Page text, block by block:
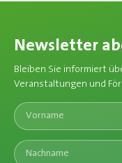
Newsletter
Bleiben Sie informiert
Veranstaltungen und